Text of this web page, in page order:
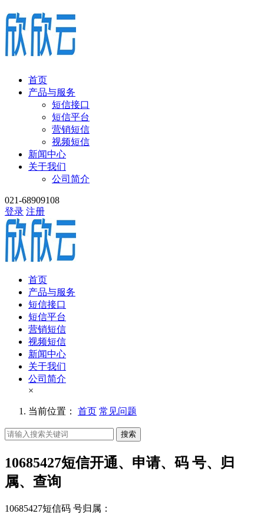
首页
产品与服务
短信接口
短信平台
营销短信
视频短信
新闻中心
关于我们
公司简介
021-68909108
登录 注册
首页
产品与服务
短信接口
短信平台
营销短信
视频短信
新闻中心
关于我们
公司简介
×
当前位置： 首页 常见问题
搜索
10685427短信开通、申请、码 号、归
属、查询
10685427短信码 号归属：